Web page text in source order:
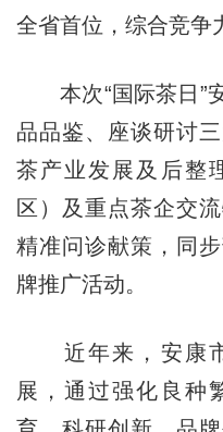
全省首位，综合竞争
本次“国际茶日”
品品鉴、座谈研讨
茶产业发展及后整
区）及重点茶企交
精准问诊献策，同
牌推广活动。
近年来，安康市
展，通过强化良种